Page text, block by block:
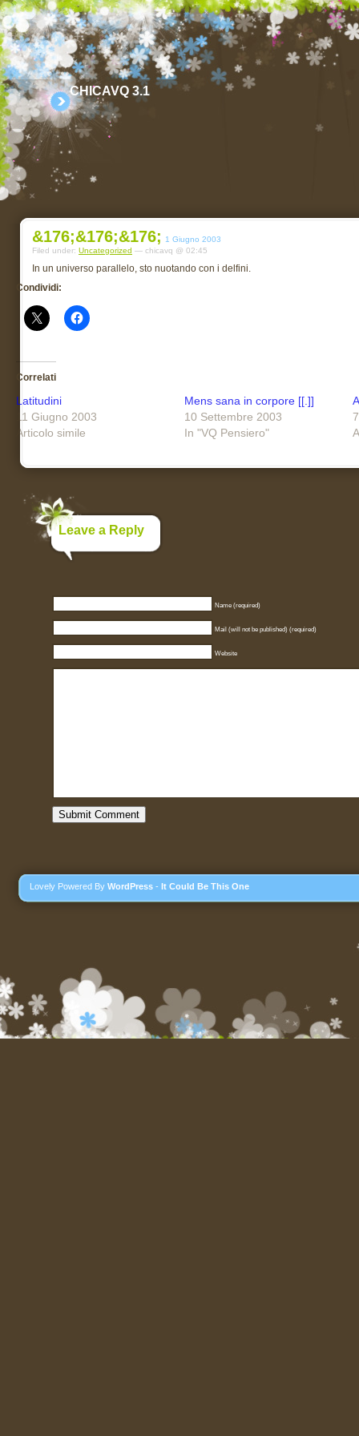
CHICAVQ 3.1
&176;&176;&176;
1 Giugno 2003
Filed under: Uncategorized — chicavq @ 02:45
In un universo parallelo, sto nuotando con i delfini.
Condividi:
Correlati
Latitudini
11 Giugno 2003
Articolo simile
Mens sana in corpore [[.]]
10 Settembre 2003
In "VQ Pensiero"
Leave a Reply
Name (required)
Mail (will not be published) (required)
Website
Lovely Powered By WordPress - It Could Be This One